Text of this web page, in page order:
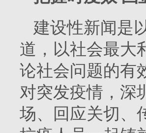
建设性新闻是
道，以社会最大
论社会问题的有
对突发疫情，深
场、回应关切、